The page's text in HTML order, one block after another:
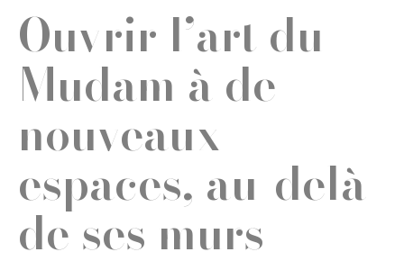
Ouvrir l’art du
Mudam à de
nouveaux
espaces, au-delà
de ses murs